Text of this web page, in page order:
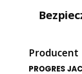
Producent
PROGRES